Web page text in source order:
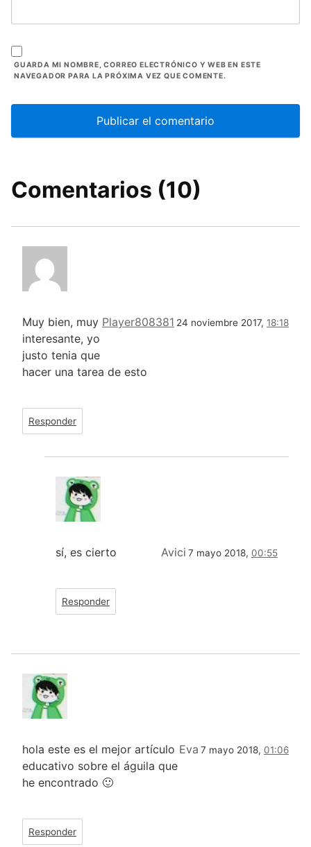
GUARDA MI NOMBRE, CORREO ELECTRÓNICO Y WEB EN ESTE
NAVEGADOR PARA LA PRÓXIMA VEZ QUE COMENTE.
Comentarios (10)
Player808381 24 noviembre 2017, 18:18
Muy bien, muy
interesante, yo
justo tenia que
hacer una tarea de esto
Responder
Avici 7 mayo 2018, 00:55
sí, es cierto
Responder
Eva 7 mayo 2018, 01:06
hola este es el mejor artículo
educativo sobre el águila que
he encontrado 🙂
Responder